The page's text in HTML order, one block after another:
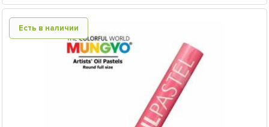
Есть в наличии